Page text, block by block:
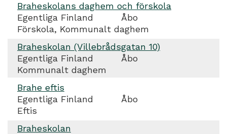
Braheskolans daghem och förskola
Egentliga Finland
Åbo
Förskola, Kommunalt daghem
Braheskolan (Villebrådsgatan 10)
Egentliga Finland
Åbo
Kommunalt daghem
Brahe eftis
Egentliga Finland
Åbo
Eftis
Braheskolan